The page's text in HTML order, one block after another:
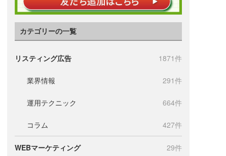
カテゴリーの一覧
リスティング広告 1871件
業界情報 291件
運用テクニック 664件
コラム 427件
WEBマーケティング 29件